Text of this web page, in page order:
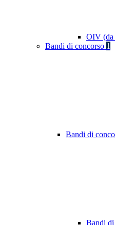
OIV (da
Bandi di concorso 1
Bandi di
Bandi di